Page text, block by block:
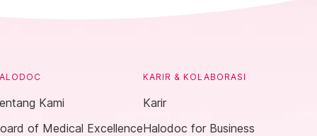
Kami
of Medical Excellence
KARIR & KOLABORASI
Karir
Halodoc for Business